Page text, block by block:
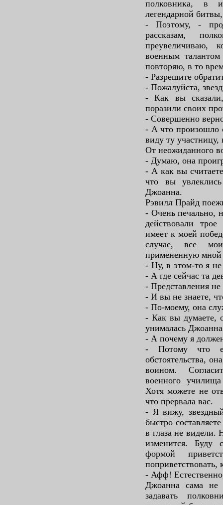
полковника, в
легендарной
- Поэтому, -
рассказам,
преувеличиваю,
военным
повторяю, в то
- Разрешите
- Пожалуйста,
- Как вы
поразили своих
- Совершенно
- А что произошло
виду ту участницу,
От неожиданного
- Думаю, она
- А как вы
что вы
Джоанна.
Рэвилл Прайд
- Очень печально,
действовали
имеет к моей
случае, все
примененную мной
- Ну, в этом-то я
- А где сейчас та
- Представления
- И вы не знаете,
- По-моему, она
- Как вы думаете,
унималась
- А почему я
- Потому что
обстоятельства,
воином.
военного
Хотя можете не
что прервала вас.
- Я вижу,
быстро
в глаза не видели.
изменится. Буду
формой
поприветствовать,
- Афф!
Джоанна сама не
задавать